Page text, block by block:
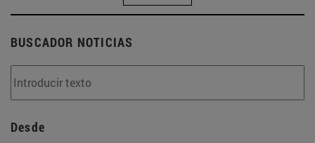
BUSCADOR NOTICIAS
Desde